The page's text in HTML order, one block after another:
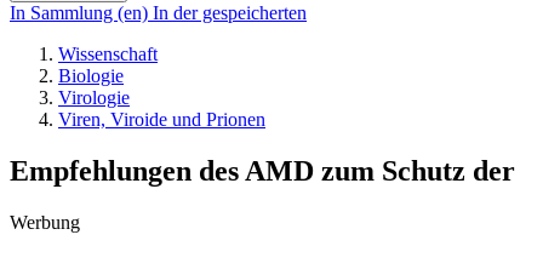
In Sammlung (en) In der gespeicherten
Wissenschaft
Biologie
Virologie
Viren, Viroide und Prionen
Empfehlungen des AMD zum Schutz der
Werbung